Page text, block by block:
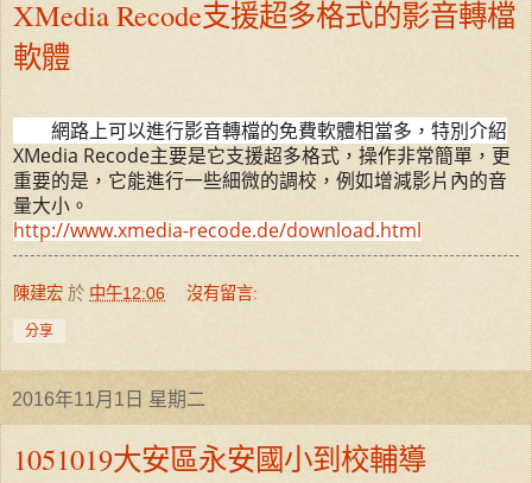
XMedia Recode支援超多格式的影音轉檔
軟體
網路上可以進行影音轉檔的免費軟體相當多，特別介紹
XMedia Recode主要是它支援超多格式，操作非常簡單，更
重要的是，它能進行一些細微的調校，例如增減影片內的音
量大小。
http://www.xmedia-recode.de/download.html
陳建宏 於 中午12:06 沒有留言:
分享
2016年11月1日 星期二
1051019大安區永安國小到校輔導